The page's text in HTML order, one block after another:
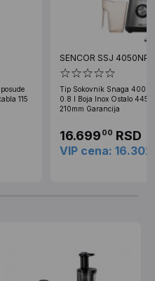
115
SENCOR SSJ 4050NP
Tip Sokovnik Snaga 400
0.8 l Boja Inox Ostalo
210mm Garancija
16.699 00 RSD
VIP cena: 16.302